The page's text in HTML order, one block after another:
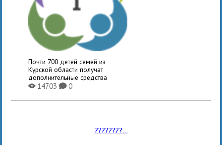
Почти 700 детей семей из
Курской области получат
дополнительные средства
X14703K0
????????...